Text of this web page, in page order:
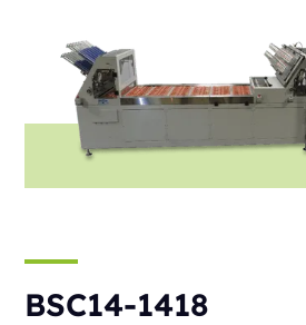
BSC14-1418